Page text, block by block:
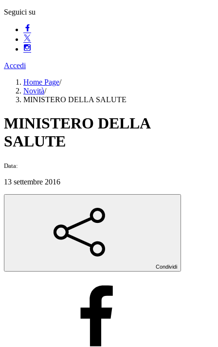
Seguici su
Accedi
Home Page/
Novità/
MINISTERO DELLA SALUTE
MINISTERO DELLA
SALUTE
Data:
13 settembre 2016
Condividi